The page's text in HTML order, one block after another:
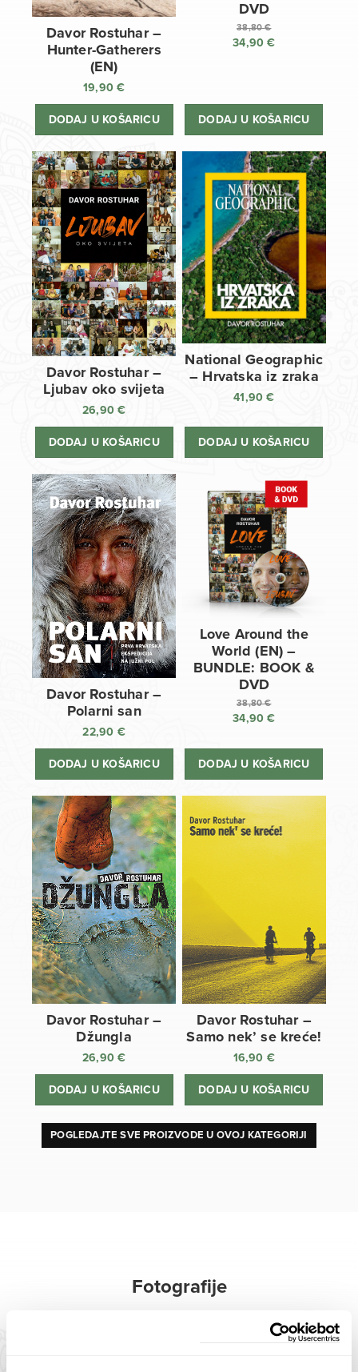
Davor Rostuhar –
Hunter-Gatherers
(EN)
19,90€
DODAJ U KOŠARICU
DVD
38,80€
Izvorna
38,80 €.
34,90€
34,90 €.
DODAJ U KOŠARICU
Davor Rostuhar –
Ljubav oko svijeta
26,90€
DODAJ U KOŠARICU
National Geographic
– Hrvatska iz zraka
41,90€
DODAJ U KOŠARICU
Davor Rostuhar –
Polarni san
22,90 €
DODAJ U KOŠARICU
Love Around the
World (EN) –
BUNDLE: BOOK &
DVD
38,80€
Izvorna
bila
34,90€
cijena
DODAJ U KOŠARICU
Davor Rostuhar –
Džungla
26,90€
DODAJ U KOŠARICU
Davor Rostuhar –
Samo nek’ se kreće!
16,90 €
DODAJ U KOŠARICU
POGLEDAJTE SVE PROIZVODE U OVOJ KATEGORIJI
Fotografije